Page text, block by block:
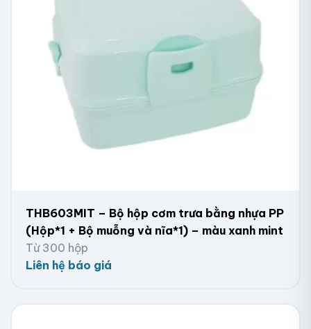
THB603MIT – Bộ hộp cơm trưa bằng nhựa PP
(Hộp*1 + Bộ muỗng và nĩa*1) – màu xanh mint
Từ 300 hộp
Liên hệ báo giá